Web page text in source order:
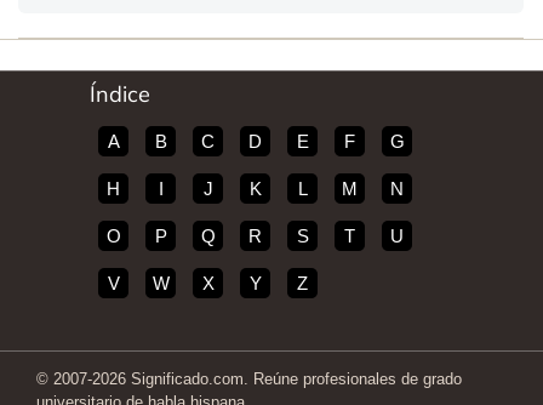
Índice
A B C D E F G
H I J K L M N
O P Q R S T U
V W X Y Z
© 2007-2026 Significado.com. Reúne profesionales de grado